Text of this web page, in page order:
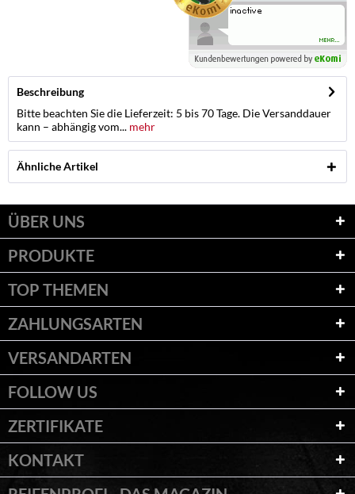
Beschreibung
Bitte beachten Sie die Lieferzeit: 5 bis 70 Tage. Die Versanddauer
kann – abhängig vom... mehr
Ähnliche Artikel
ÜBER UNS
PRODUKTE
TOP THEMEN
ZAHLUNGSARTEN
VERSANDARTEN
FOLLOW US
ZERTIFIKATE
KONTAKT